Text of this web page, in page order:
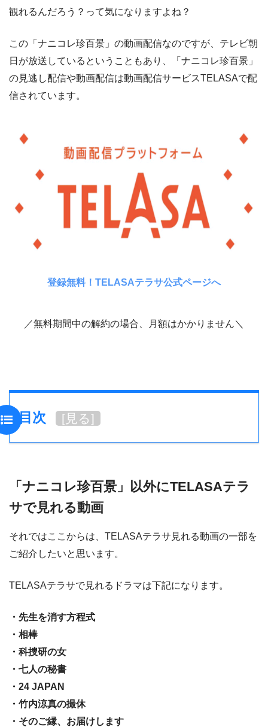
観れるんだろう？って気になりますよね？
この「ナニコレ珍百景」の動画配信なのですが、テレビ朝
日が放送しているということもあり、「ナニコレ珍百景」
の見逃し配信や動画配信は動画配信サービスTELASAで配
信されています。
登録無料！TELASAテラサ公式ページへ
／無料期間中の解約の場合、月額はかかりません＼
目次 [見る]
「ナニコレ珍百景」以外にTELASAテラ
サで見れる動画
それではここからは、TELASAテラサ見れる動画の一部を
ご紹介したいと思います。
TELASAテラサで見れるドラマは下記になります。
・先生を消す方程式
・相棒
・科捜研の女
・七人の秘書
・24 JAPAN
・竹内涼真の撮休
・そのご縁、お届けします